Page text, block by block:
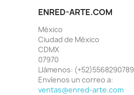
ENRED-ARTE.COM
México
Ciudad de México
CDMX
07970
Llámenos: (+52)5568290789
Envíenos un correo a:
ventas@enred-arte.com